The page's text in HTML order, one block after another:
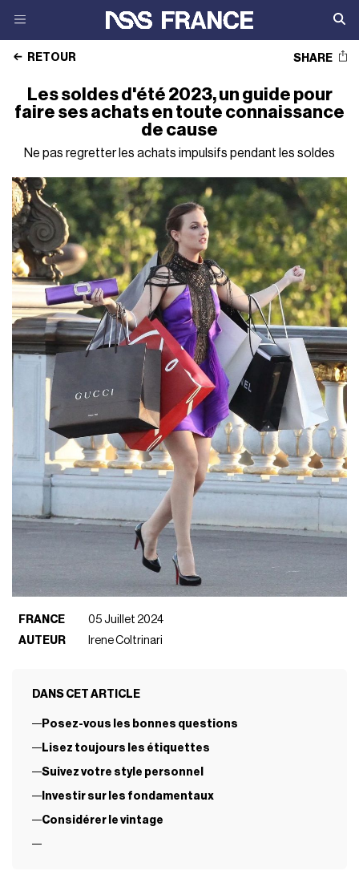
RETOUR SHARE
Les soldes d'été 2023, un guide pour
faire ses achats en toute connaissance
de cause
Ne pas regretter les achats impulsifs pendant les soldes
FRANCE
05 Juillet 2024
AUTEUR
Irene Coltrinari
DANS CET ARTICLE
Posez-vous les bonnes questions
Lisez toujours les étiquettes
Suivez votre style personnel
Investir sur les fondamentaux
Considérer le vintage